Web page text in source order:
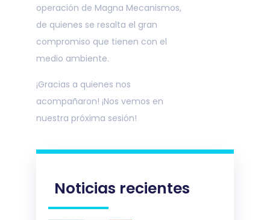
operación de Magna Mecanismos,
de quienes se resalta el gran
compromiso que tienen con el
medio ambiente.
¡Gracias a quienes nos
acompañaron! ¡Nos vemos en
nuestra próxima sesión!
ANTERIOR
Visitando a nuestros asociados
SIGUIENTE
Noticias recientes